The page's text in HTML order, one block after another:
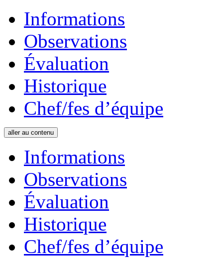
Informations
Observations
Évaluation
Historique
Chef/fes d’équipe
aller au contenu
Informations
Observations
Évaluation
Historique
Chef/fes d’équipe